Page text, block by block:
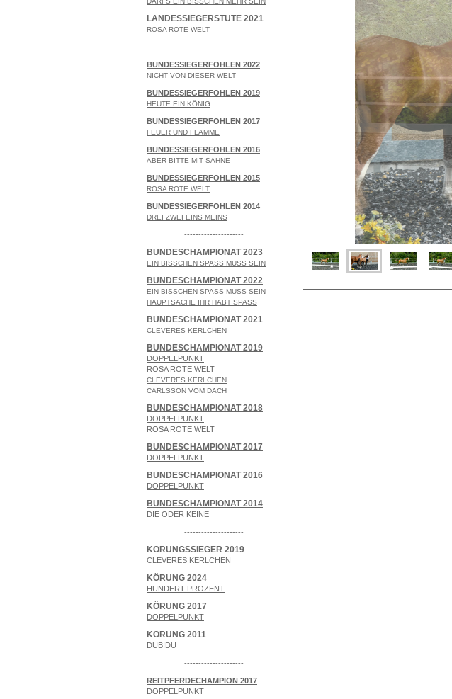
LANDESSIEGERSTUTE 2021
ROSA ROTE WELT
---------------------
BUNDESSIEGERFOHLEN 2022
NICHT VON DIESER WELT
BUNDESSIEGERFOHLEN 2019
HEUTE EIN KÖNIG
BUNDESSIEGERFOHLEN 2017
FEUER UND FLAMME
BUNDESSIEGERFOHLEN 2016
ABER BITTE MIT SAHNE
BUNDESSIEGERFOHLEN 2015
ROSA ROTE WELT
BUNDESSIEGERFOHLEN 2014
DREI ZWEI EINS MEINS
---------------------
BUNDESCHAMPIONAT 2023
EIN BISSCHEN SPASS MUSS SEIN
BUNDESCHAMPIONAT 2022
EIN BISSCHEN SPASS MUSS SEIN
HAUPTSACHE IHR HABT SPASS
BUNDESCHAMPIONAT 2021
CLEVERES KERLCHEN
BUNDESCHAMPIONAT 2019
DOPPELPUNKT
ROSA ROTE WELT
CLEVERES KERLCHEN
CARLSSON VOM DACH
BUNDESCHAMPIONAT 2018
DOPPELPUNKT
ROSA ROTE WELT
BUNDESCHAMPIONAT 2017
DOPPELPUNKT
BUNDESCHAMPIONAT 2016
DOPPELPUNKT
BUNDESCHAMPIONAT 2014
DIE ODER KEINE
---------------------
KÖRUNGSSIEGER 2019
CLEVERES KERLCHEN
KÖRUNG 2024
HUNDERT PROZENT
KÖRUNG 2017
DOPPELPUNKT
KÖRUNG 2011
DUBIDU
---------------------
REITPFERDECHAMPION 2017
DOPPELPUNKT